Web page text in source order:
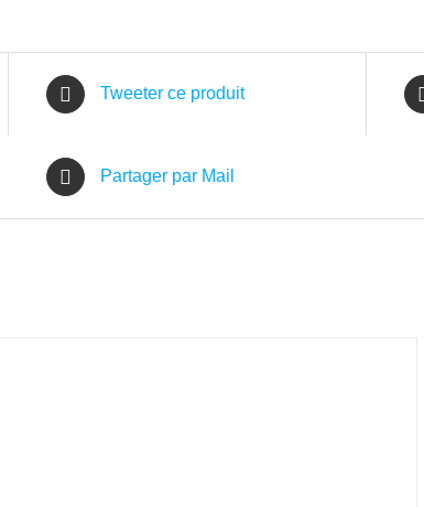
Tweeter ce produit
Partager par Mail